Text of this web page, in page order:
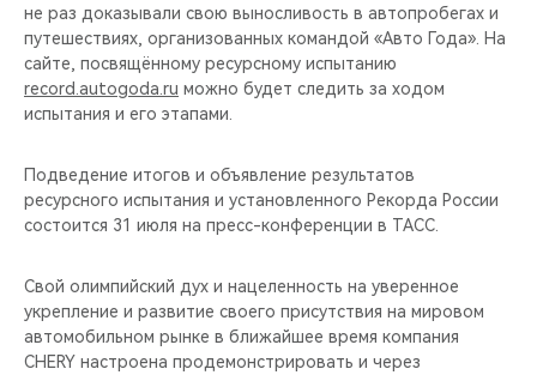
не раз доказывали свою выносливость в автопробегах и
путешествиях, организованных командой «Авто Года». На
сайте, посвящённому ресурсному испытанию
record.autogoda.ru можно будет следить за ходом
испытания и его этапами.
Подведение итогов и объявление результатов
ресурсного испытания и установленного Рекорда России
состоится 31 июля на пресс-конференции в ТАСС.
Свой олимпийский дух и нацеленность на уверенное
укрепление и развитие своего присутствия на мировом
автомобильном рынке в ближайшее время компания
CHERY настроена продемонстрировать и через